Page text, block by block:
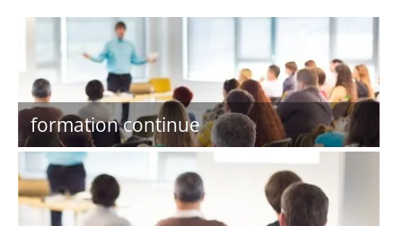
formation continue